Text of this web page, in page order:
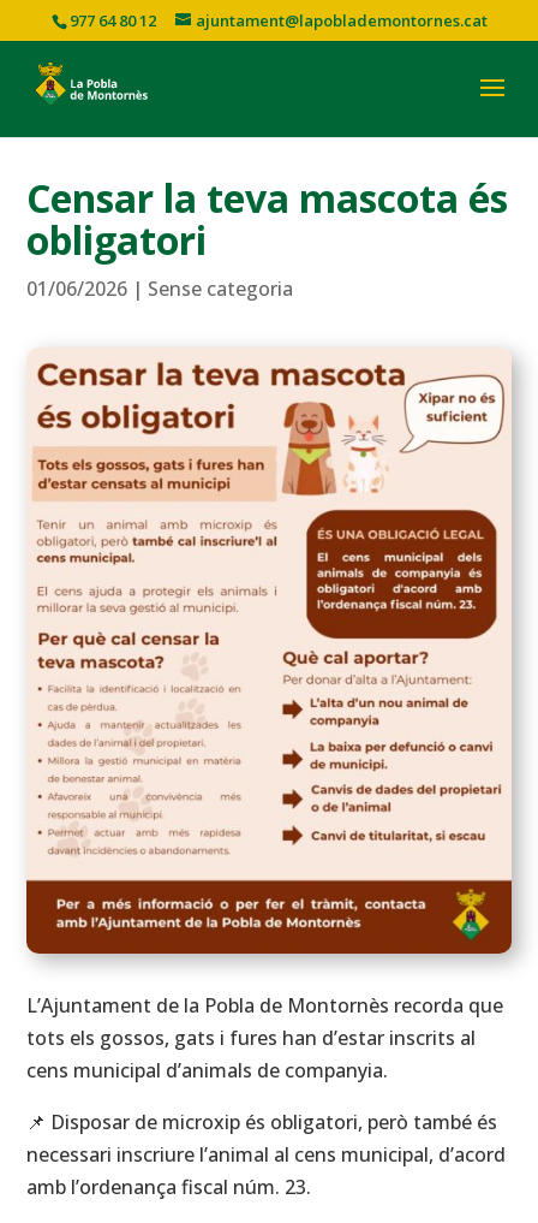
977 64 80 12 ajuntament@lapoblademontornes.cat
Censar la teva mascota és
obligatori
01/06/2026 | Sense categoria
L’Ajuntament de la Pobla de Montornès recorda que
tots els gossos, gats i fures han d’estar inscrits al
cens municipal d’animals de companyia.
📌 Disposar de microxip és obligatori, però també és
necessari inscriure l’animal al cens municipal, d’acord
amb l’ordenança fiscal núm. 23.